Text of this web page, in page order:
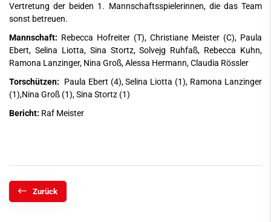
Vertretung der beiden 1. Mannschaftsspielerinnen, die das Team
sonst betreuen.
Mannschaft: Rebecca Hofreiter (T), Christiane Meister (C), Paula
Ebert, Selina Liotta, Sina Stortz, Solvejg Ruhfaß, Rebecca Kuhn,
Ramona Lanzinger, Nina Groß, Alessa Hermann, Claudia Rössler
Torschützen: Paula Ebert (4), Selina Liotta (1), Ramona Lanzinger
(1),Nina Groß (1), Sina Stortz (1)
Bericht: Raf Meister
Zurück